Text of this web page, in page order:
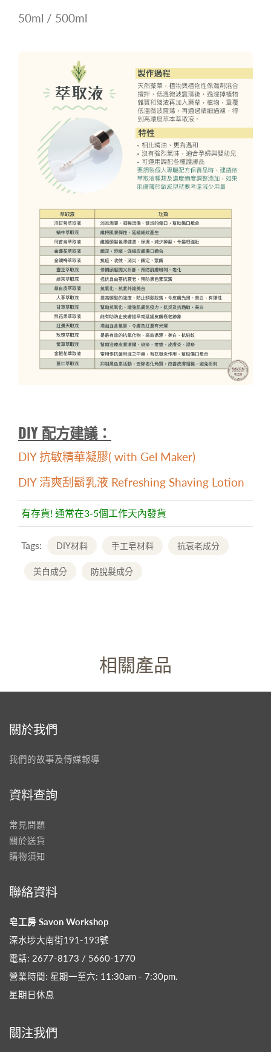
50ml / 500ml
DIY 配方建議：
DIY 抗敏精華凝膠( with Gel Maker)
DIY 清爽刮鬍乳液 Refreshing Shaving Lotion
有存貨! 通常在3-5個工作天內發貨
Tags: DIY材料 手工皂材料 抗衰老成分
美白成分 防脫髮成分
相關產品
關於我們
我們的故事及傳媒報導
資料查詢
常見問題
關於送貨
購物須知
聯絡資料
皂工房 Savon Workshop
深水埗大南街191-193號
電話: 2677-8173 / 5660-1770
營業時間: 星期一至六: 11:30am - 7:30pm​.
星期日休息
關注我們